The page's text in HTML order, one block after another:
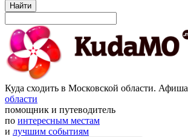
Найти
Куда сходить в Московской области. Афиша
области
помощник и путеводитель
по интересным местам
и лучшим событиям